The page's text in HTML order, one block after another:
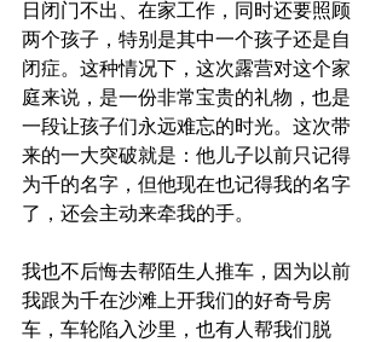
日闭门不出、在家工作，同时还要照顾
两个孩子，特别是其中一个孩子还是自
闭症。这种情况下，这次露营对这个家
庭来说，是一份非常宝贵的礼物，也是
一段让孩子们永远难忘的时光。这次带
来的一大突破就是：他儿子以前只记得
为千的名字，但他现在也记得我的名字
了，还会主动来牵我的手。
我也不后悔去帮陌生人推车，因为以前
我跟为千在沙滩上开我们的好奇号房
车，车轮陷入沙里，也有人帮我们脱